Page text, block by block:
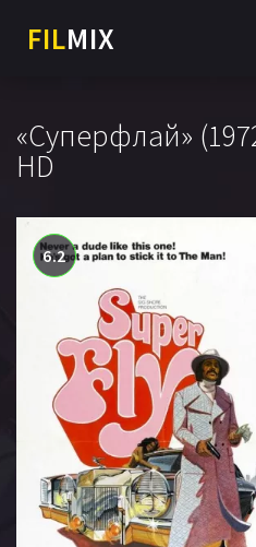
FILMIX
«Суперфлай»
HD
6.2